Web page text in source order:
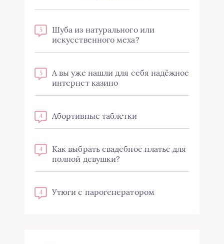
5
Шуба из натурального или
искусственного меха?
5
А вы уже нашли для себя надёжное
интернет казино
4 Абортивные таблетки
4
Как выбрать свадебное платье для
полной девушки?
4 Утюги с парогенератором